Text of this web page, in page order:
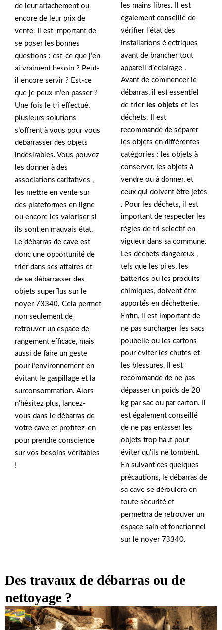
de leur attachement ou
encore de leur prix de
vente. Il est important de
se poser les bonnes
questions : est-ce que j’en
ai vraiment besoin ? Peut-
il encore servir ? Est-ce
que je peux m’en passer ?
Une fois le tri effectué,
plusieurs solutions
s’offrent à vous pour vous
débarrasser des objets
indésirables. Vous pouvez
les donner à des
associations caritatives ,
les mettre en vente sur
des plateformes en ligne
ou encore les valoriser si
ils sont en mauvais état.
Le débarras de cave est
donc une opportunité de
trier dans ses affaires et
de se débarrasser des
objets superflus sur le
noyer 73340. Cela permet
non seulement de
retrouver un espace de
rangement efficace, mais
aussi de faire un geste
pour l’environnement en
évitant le gaspillage et la
surconsommation. Alors
n’hésitez plus, lancez-
vous dans le débarras de
votre cave et profitez-en
pour prendre conscience
sur vos besoins véritables
!
les mains libres. Il est
également conseillé de
vérifier l’état des
installations électriques
avant de brancher tout
appareil d’éclairage .
Avant de commencer le
débarras, il est essentiel
de trier les objets et les
déchets. Il est
recommandé de séparer
les objets en différentes
catégories : les objets à
conserver, les objets à
vendre ou à donner, et
ceux qui doivent être jetés
. Pour les déchets, il est
important de respecter les
règles de tri sélectif en
vigueur dans sa commune.
Les déchets dangereux ,
tels que les piles, les
batteries ou les produits
chimiques, doivent être
apportés en déchetterie.
Enfin, il est important de
ne pas surcharger les sacs
poubelle ou les cartons
pour éviter les chutes et
les blessures. Il est
recommandé de ne pas
dépasser un poids de 20
kg par sac ou par carton. Il
est également conseillé
de ne pas entasser les
objets trop haut pour
éviter qu’ils ne tombent.
En suivant ces quelques
précautions, le débarras de
sa cave se déroulera en
toute sécurité et
permettra de retrouver un
espace sain et fonctionnel
sur le noyer 73340.
Des travaux de débarras ou de
nettoyage ?